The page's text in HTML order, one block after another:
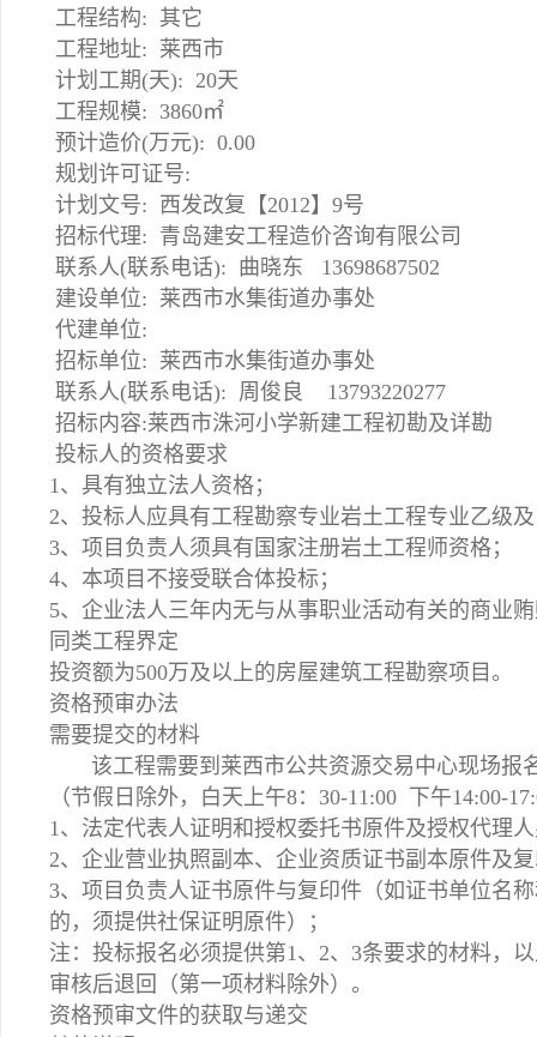
工程结构: 其它
工程地址: 莱西市
计划工期(天): 20天
工程规模: 3860㎡
预计造价(万元): 0.00
规划许可证号:
计划文号: 西发改复【2012】9号
招标代理: 青岛建安工程造价咨询有限公司
联系人(联系电话): 曲晓东 13698687502
建设单位: 莱西市水集街道办事处
代建单位:
招标单位: 莱西市水集街道办事处
联系人(联系电话): 周俊良 13793220277
招标内容:莱西市洙河小学新建工程初勘及详勘
投标人的资格要求
1、具有独立法人资格；
2、投标人应具有工程勘察专业岩土工程专业乙级
3、项目负责人须具有国家注册岩土工程师资格；
4、本项目不接受联合体投标；
5、企业法人三年内无与从事职业活动有关的商业
同类工程界定
投资额为500万及以上的房屋建筑工程勘察项目。
资格预审办法
需要提交的材料
该工程需要到莱西市公共资源交易中心现场报名
（节假日除外，白天上午8：30-11:00 下午14:00-
1、法定代表人证明和授权委托书原件及授权代理
2、企业营业执照副本、企业资质证书副本原件及
3、项目负责人证书原件与复印件（如证书单位名
的，须提供社保证明原件）；
注：投标报名必须提供第1、2、3条要求的材料，
审核后退回（第一项材料除外）。
资格预审文件的获取与递交